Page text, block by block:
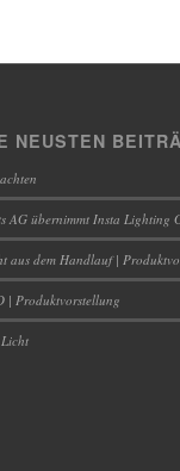
NEUSTEN
AG übernimmt Insta Lighting
aus dem Handlauf |
| Produktvorstellung